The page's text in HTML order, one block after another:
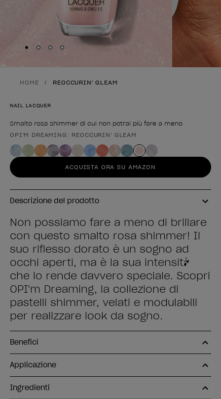
Skip to slide
Skip to slide 2
Skip to slide 3
Skip to slide
HOME REOCCURIN' GLEAM
NAIL LACQUER
Smalto rosa shimmer di cui non potrai più fare a meno
Forma del prodotto
OPI'M DREAMING: REOCCURIN' GLEAM
ACQUISTA ORA SU AMAZON
Descrizione del prodotto
Non possiamo fare a meno di brillare
con questo smalto rosa shimmer! Il
suo riflesso dorato è un sogno ad
occhi aperti, ma è la sua intensità
che lo rende davvero speciale. Scopri
OPI'm Dreaming, la collezione di
pastelli shimmer, velati e modulabili
per realizzare look da sogno.
Benefici
Applicazione
Ingredienti